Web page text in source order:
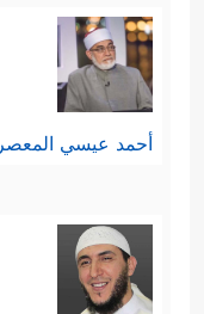
أحمد عيسي